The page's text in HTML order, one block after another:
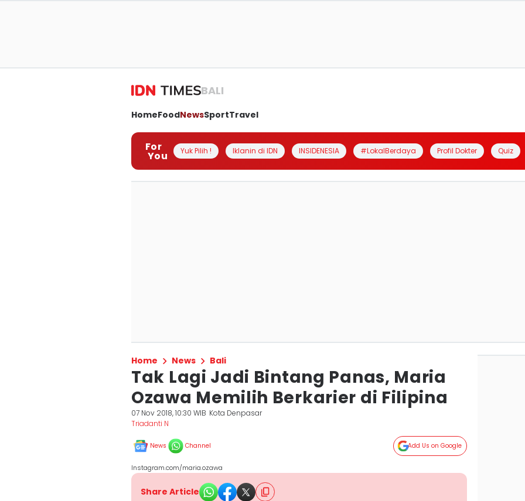
BALI
HomeFoodNewsSportTravel
For
You Yuk Pilih ! Iklanin di IDN INSIDENESIA #LokalBerdaya Profil Dokter Quiz
Home News Bali
Tak Lagi Jadi Bintang Panas, Maria
Ozawa Memilih Berkarier di Filipina
07 Nov 2018, 10:30 WIB Kota Denpasar
Triadanti N
News Channel Add Us on Google
Instagram.com/maria.ozawa
Share Article